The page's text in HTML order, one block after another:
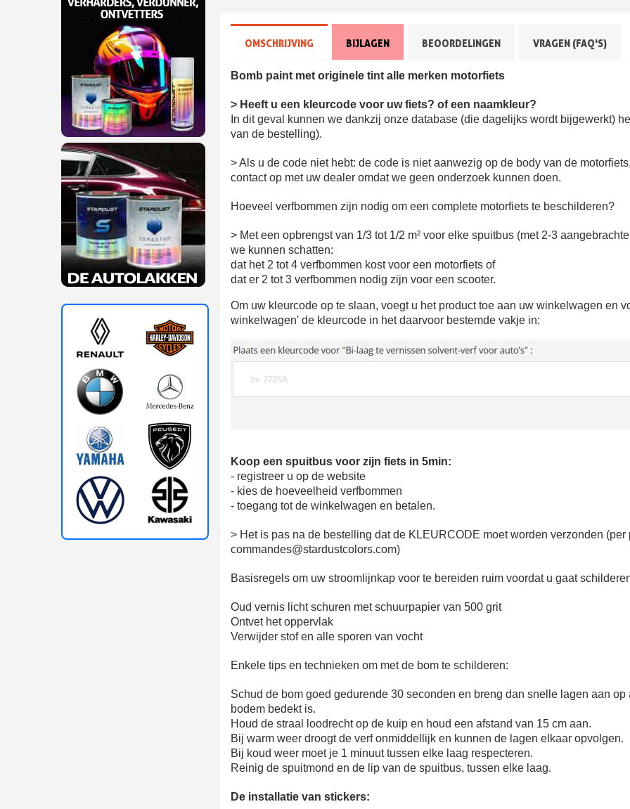
Levering binnen
Deel je creaties en
5€ korting op
Levering binnen
Betaling in 4x gratis
Deel je creaties en
Verzamel
10€ shopping
Schrijf je in voor
OMSCHRIJVING BIJLAGEN BEOORDELINGEN VRAGEN (FAQ'S)
Bomb paint met originele tint alle merken motorfiets
> Heeft u een kleurcode voor uw fiets? of een naamkleur?
In dit geval kunnen we dankzij onze database (die dagelijks wordt bijgewerkt)
van de bestelling).
> Als u de code niet hebt: de code is niet aanwezig op de body van de
contact op met uw dealer omdat we geen onderzoek kunnen doen.
Hoeveel verfbommen zijn nodig om een complete motorfiets te beschilderen?
> Met een opbrengst van 1/3 tot 1/2 m² voor elke spuitbus (met 2-3
we kunnen schatten:
dat het 2 tot 4 verfbommen kost voor een motorfiets of
dat er 2 tot 3 verfbommen nodig zijn voor een scooter.
Om uw kleurcode op te slaan, voegt u het product toe aan uw winkelwagen en
winkelwagen' de kleurcode in het daarvoor bestemde vakje in:
Koop een spuitbus voor zijn fiets in 5min:
- registreer u op de website
- kies de hoeveelheid verfbommen
- toegang tot de winkelwagen en betalen.
> Het is pas na de bestelling dat de KLEURCODE moet worden verzonden (per
commandes@stardustcolors.com)
Basisregels om uw stroomlijnkap voor te bereiden ruim voordat u gaat
Oud vernis licht schuren met schuurpapier van 500 grit
Ontvet het oppervlak
Verwijder stof en alle sporen van vocht
Enkele tips en technieken om met de bom te schilderen:
Schud de bom goed gedurende 30 seconden en breng dan snelle lagen aan
bodem bedekt is.
Houd de straal loodrecht op de kuip en houd een afstand van 15 cm aan.
Bij warm weer droogt de verf onmiddellijk en kunnen de lagen elkaar opvolgen.
Bij koud weer moet je 1 minuut tussen elke laag respecteren.
Reinig de spuitmond en de lip van de spuitbus, tussen elke laag.
De installatie van stickers: